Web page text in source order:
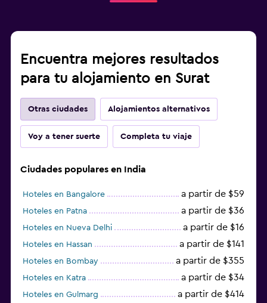
Encuentra mejores resultados
para tu alojamiento en Surat
Otras ciudades Alojamientos alternativos
Voy a tener suerte Completa tu viaje
Ciudades populares en India
Hoteles en Bangalore a partir de $59
Hoteles en Patna a partir de $36
Hoteles en Nueva Delhi a partir de $16
Hoteles en Hassan a partir de $141
Hoteles en Bombay a partir de $355
Hoteles en Katra a partir de $34
Hoteles en Gulmarg a partir de $414